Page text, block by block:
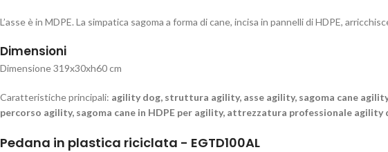
L’asse è in MDPE. La simpatica sagoma a forma di cane, incisa in pannelli di HDPE,
Dimensioni
Dimensione 319x30xh60 cm
Caratteristiche principali: agility dog, struttura agility, asse agility, sagoma cane
percorso agility, sagoma cane in HDPE per agility, attrezzatura professionale agility
Pedana in plastica riciclata - EGTD100AL